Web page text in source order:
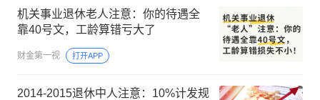
机关事业退休老人注意：你的待遇全
靠40号文，工龄算错亏大了
财金第一视 打开APP
2014‑2015退休中人注意：10%计发规